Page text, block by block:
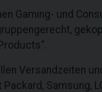
Gaming- und
Versandzeiten
Samsung,